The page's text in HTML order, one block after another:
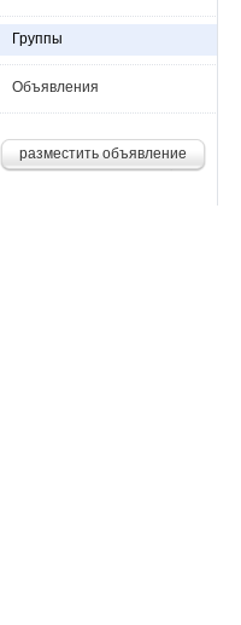
Группы
Объявления
разместить объявление